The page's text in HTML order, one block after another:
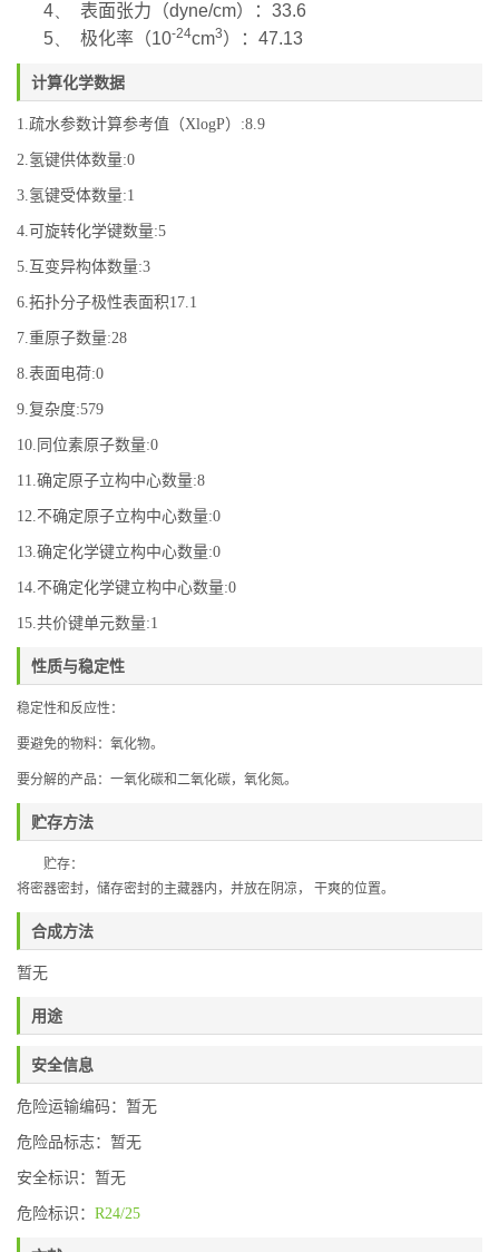
4、
表面张力（dyne/cm）： 33.6
5、
极化率 （10-24cm3）： 47.13
计算化学数据
1.疏水参数计算参考值（XlogP）:8.9
2.氢键供体数量:0
3.氢键受体数量:1
4.可旋转化学键数量:5
5.互变异构体数量:3
6.拓扑分子极性表面积17.1
7.重原子数量:28
8.表面电荷:0
9.复杂度:579
10.同位素原子数量:0
11.确定原子立构中心数量:8
12.不确定原子立构中心数量:0
13.确定化学键立构中心数量:0
14.不确定化学键立构中心数量:0
15.共价键单元数量:1
性质与稳定性
稳定性和反应性：
要避免的物料：氧化物。
要分解的产品：一氧化碳和二氧化碳，氧化氮。
贮存方法
贮存：
将密器密封，储存密封的主藏器内，并放在阴凉，
干爽的位置。
合成方法
暂无
用途
安全信息
危险运输编码：暂无
危险品标志：暂无
安全标识：暂无
危险标识： R24/25